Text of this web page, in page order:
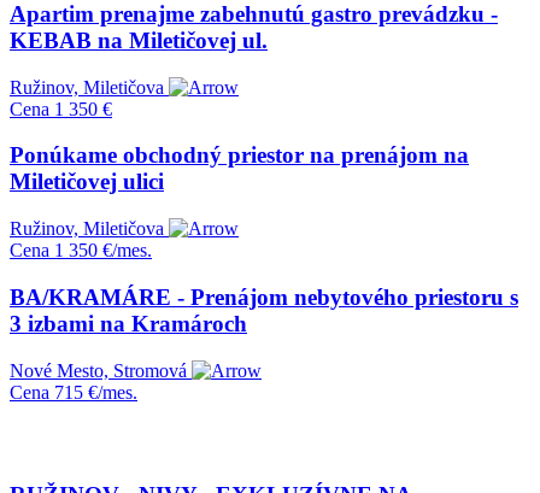
Apartim prenajme zabehnutú gastro prevádzku -
KEBAB na Miletičovej ul.
Ružinov, Miletičova
Cena 1 350 €
Ponúkame obchodný priestor na prenájom na
Miletičovej ulici
Ružinov, Miletičova
Cena 1 350 €/mes.
BA/KRAMÁRE - Prenájom nebytového priestoru s
3 izbami na Kramároch
Nové Mesto, Stromová
Cena 715 €/mes.